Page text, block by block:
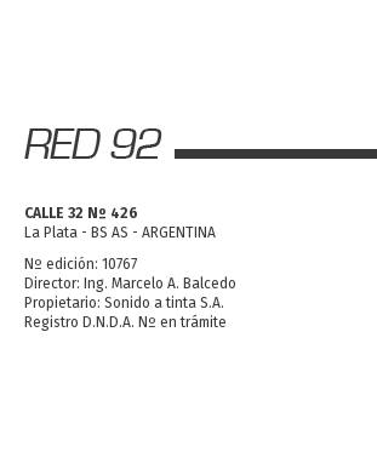
CALLE 32 Nº 426
La Plata - BS AS - ARGENTINA
Nº edición: 10767
Director: Ing. Marcelo A. Balcedo
Propietario: Sonido a tinta S.A.
Registro D.N.D.A. Nº en trámite